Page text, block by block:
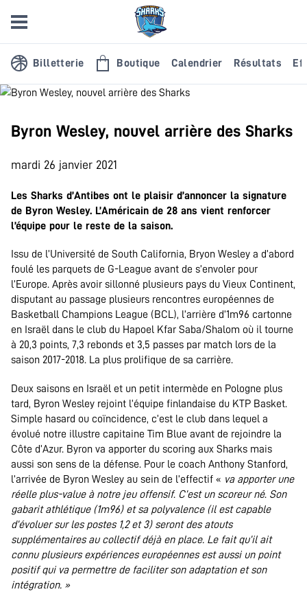
Billetterie Boutique Calendrier Résultats
Byron Wesley, nouvel arrière des Sharks
mardi 26 janvier 2021
Les Sharks d’Antibes ont le plaisir d’annoncer la signature
de Byron Wesley. L’Américain de 28 ans vient renforcer
l’équipe pour le reste de la saison.
Issu de l’Université de South California, Bryon Wesley a d’abord
foulé les parquets de G-League avant de s’envoler pour
l’Europe. Après avoir sillonné plusieurs pays du Vieux Continent,
disputant au passage plusieurs rencontres européennes de
Basketball Champions League (BCL), l’arrière d’1m96 cartonne
en Israël dans le club du Hapoel Kfar Saba/Shalom où il tourne
à 20,3 points, 7,3 rebonds et 3,5 passes par match lors de la
saison 2017-2018. La plus prolifique de sa carrière.
Deux saisons en Israël et un petit intermède en Pologne plus
tard, Byron Wesley rejoint l’équipe finlandaise du KTP Basket.
Simple hasard ou coïncidence, c’est le club dans lequel a
évolué notre illustre capitaine Tim Blue avant de rejoindre la
Côte d’Azur. Byron va apporter du scoring aux Sharks mais
aussi son sens de la défense. Pour le coach Anthony Stanford,
l’arrivée de Byron Wesley au sein de l’effectif « va apporter une
réelle plus-value à notre jeu offensif. C’est un scoreur né. Son
gabarit athlétique (1m96) et sa polyvalence (il est capable
d’évoluer sur les postes 1,2 et 3) seront des atouts
supplémentaires au collectif déjà en place. Le fait qu’il ait
connu plusieurs expériences européennes est aussi un point
positif qui va permettre de faciliter son adaptation et son
intégration. »